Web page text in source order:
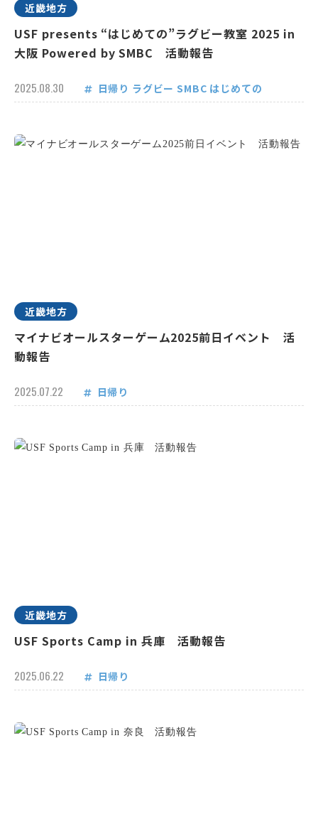
近畿地方
USF presents “はじめての”ラグビー教室 2025 in
大阪 Powered by SMBC 活動報告
2025.08.30 日帰り ラグビー SMBC はじめての
近畿地方
マイナビオールスターゲーム2025前日イベント 活
動報告
2025.07.22 日帰り
近畿地方
USF Sports Camp in 兵庫 活動報告
2025.06.22 日帰り